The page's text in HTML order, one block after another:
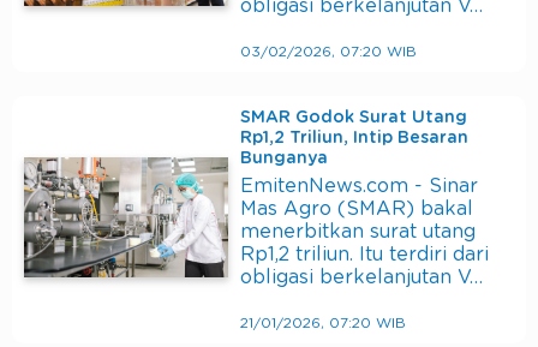
obligasi berkelanjutan V…
03/02/2026, 07:20 WIB
SMAR Godok Surat Utang
Rp1,2 Triliun, Intip Besaran
Bunganya
EmitenNews.com - Sinar
Mas Agro (SMAR) bakal
menerbitkan surat utang
Rp1,2 triliun. Itu terdiri dari
obligasi berkelanjutan V…
21/01/2026, 07:20 WIB